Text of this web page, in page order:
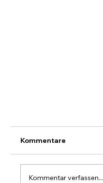
Kommentare
Kommentar verfassen...